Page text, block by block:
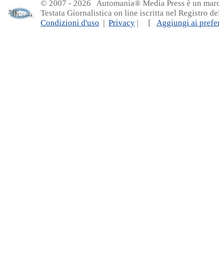
© 2007 - 2026 Automania® Media Press è un
Testata Giornalistica on line iscritta nel Registro
Condizioni d'uso | Privacy | [ Aggiungi ai